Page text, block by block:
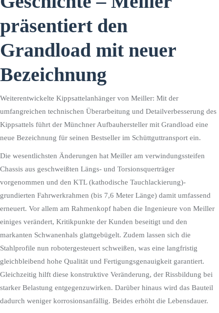
präsentiert den
Grandload mit neuer
Bezeichnung
Weiterentwickelte Kippsattelanhänger von Meiller: Mit der
umfangreichen technischen Überarbeitung und Detailverbesserung des
Kippsattels führt der Münchner Aufbauhersteller mit Grandload eine
neue Bezeichnung für seinen Bestseller im Schüttguttransport ein.
Die wesentlichsten Änderungen hat Meiller am verwindungssteifen
Chassis aus geschweißten Längs- und Torsionsquerträger
vorgenommen und den KTL (kathodische Tauchlackierung)-
grundierten Fahrwerkrahmen (bis 7,6 Meter Länge) damit umfassend
erneuert. Vor allem am Rahmenkopf haben die Ingenieure von Meiller
einiges verändert, Kritikpunkte der Kunden beseitigt und den
markanten Schwanenhals glattgebügelt. Zudem lassen sich die
Stahlprofile nun robotergesteuert schweißen, was eine langfristig
gleichbleibend hohe Qualität und Fertigungsgenauigkeit garantiert.
Gleichzeitig hilft diese konstruktive Veränderung, der Rissbildung bei
starker Belastung entgegenzuwirken. Darüber hinaus wird das Bauteil
dadurch weniger korrosionsanfällig. Beides erhöht die Lebensdauer.